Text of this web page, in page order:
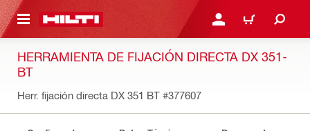
PRINCIPAL INICIE SESIÓN O
CARRITO
HERRAMIENTA DE FIJACIÓN DIRECTA DX 351-
BT
Herr. fijación directa DX 351 BT #377607